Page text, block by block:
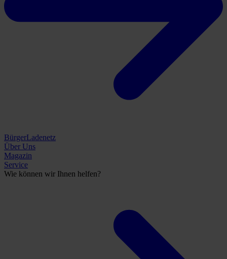
BürgerLadenetz
Über Uns
Magazin
Service
Wie können wir Ihnen helfen?